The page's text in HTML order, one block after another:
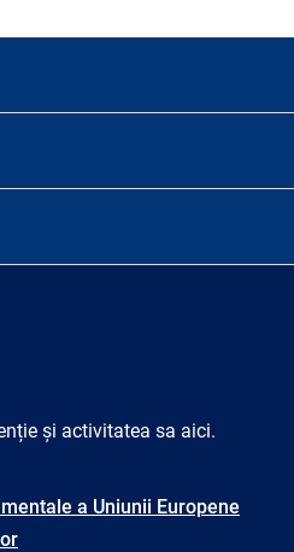
și activitatea sa aici.
a Uniunii Europene